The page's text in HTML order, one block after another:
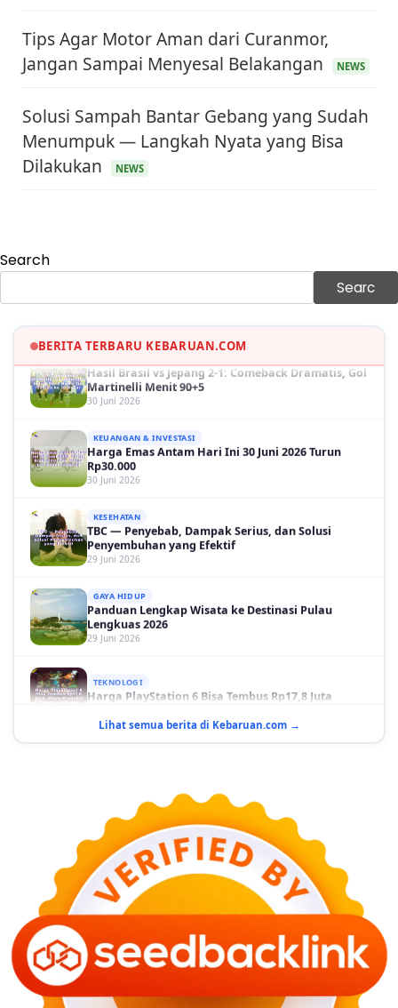
Tips Agar Motor Aman dari Curanmor,
Jangan Sampai Menyesal Belakangan
NEWS
Solusi Sampah Bantar Gebang yang Sudah
Menumpuk — Langkah Nyata yang Bisa
Dilakukan
NEWS
Search
Searc
BERITA TERBARU KEBARUAN.COM
GAYA HIDUP
Sinopsis Film Marauders, Misteri Perampokan
OLAH RAGA
Hasil Brasil vs Jepang 2-1: Comeback Dramatis, Gol
Martinelli Menit 90+5
30 Juni 2026
Harga Emas Antam Hari Ini 30 Juni 2026 Turun
Rp30.000
30 Juni 2026
TBC — Penyebab, Dampak Serius, dan Solusi
Penyembuhan yang Efektif
29 Juni 2026
Panduan Lengkap Wisata ke Destinasi Pulau
Lengkuas 2026
29 Juni 2026
Harga PlayStation 6 Bisa Tembus Rp17,8 Juta
29 Juni 2026
KESEHATAN
Bahaya Memakai Softlens untuk Mata yang Jarang
Diketahui
29 Juni 2026
NASIONAL
PLN Kalimantan Lakukan Manajemen Beban
29 Juni 2026
Harga Minyak Dunia Hari Ini Naik, WTI dan Brent
Lihat semua berita di Kebaruan.com →